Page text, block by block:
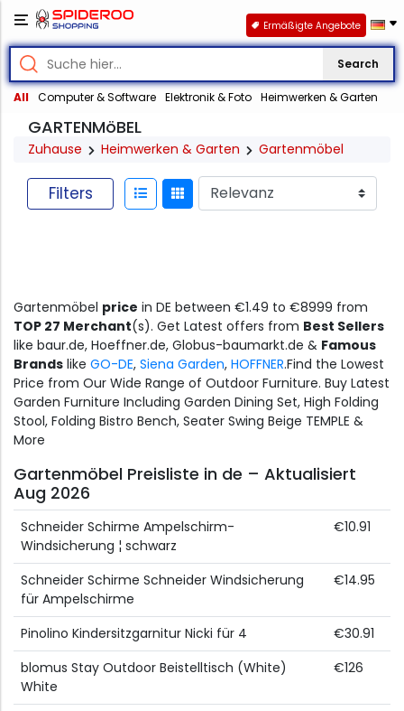
Search
All Computer & Software Elektronik & Foto Heimwerken & Garten
Ermäßigte Angebote
GARTENMöBEL
Zuhause Heimwerken & Garten Gartenmöbel
Filters
Gartenmöbel price in DE between €1.49 to €8999 from
TOP 27 Merchant(s). Get Latest offers from Best Sellers
like baur.de, Hoeffner.de, Globus-baumarkt.de & Famous
Brands like GO-DE, Siena Garden, HOFFNER.Find the Lowest
Price from Our Wide Range of Outdoor Furniture. Buy Latest
Garden Furniture Including Garden Dining Set, High Folding
Stool, Folding Bistro Bench, Seater Swing Beige TEMPLE &
More
Gartenmöbel Preisliste in de – Aktualisiert
Aug 2026
Schneider Schirme Ampelschirm-
Windsicherung ¦ schwarz
€10.91
Schneider Schirme Schneider Windsicherung
für Ampelschirme
€14.95
Pinolino Kindersitzgarnitur Nicki für 4
€30.91
blomus Stay Outdoor Beistelltisch (White)
White
€126